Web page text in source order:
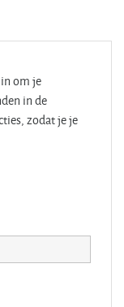
om je
in de
zodat je je